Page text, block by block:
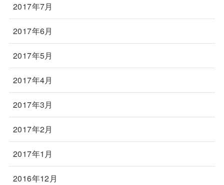
2017年7月
2017年6月
2017年5月
2017年4月
2017年3月
2017年2月
2017年1月
2016年12月